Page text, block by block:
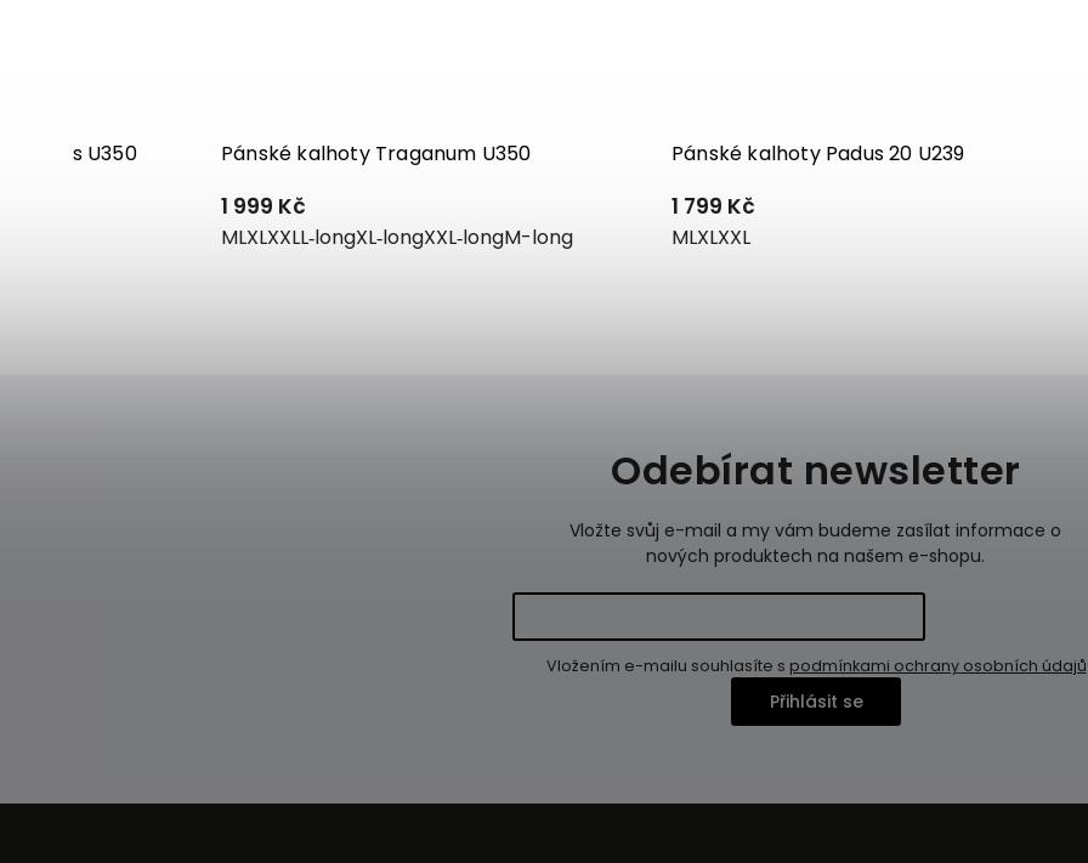
shorts U350 Pánské kalhoty Traganum U350
1 999 Kč
MLXLXXLL‑longXL‑longXXL‑longM-long
Pánské kalhoty Padus 20 U239
1 799 Kč
MLXLXXL
Odebírat newsletter
Vložte svůj e-mail a my vám budeme zasílat informace o
nových produktech na našem e-shopu.
Vložením e-mailu souhlasíte s podmínkami ochrany osobních údajů
Přihlásit se